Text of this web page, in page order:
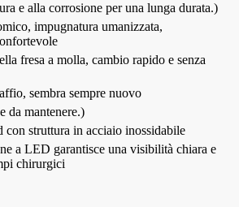
e alla corrosione per una lunga durata.)
impugnatura umanizzata,
fresa a molla, cambio rapido e senza
sembra sempre nuovo
da mantenere.)
con struttura in acciaio inossidabile
a LED garantisce una visibilità chiara e
chirurgici